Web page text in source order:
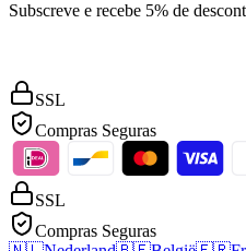
Subscreve e recebe 5% de
SSL
Compras Seguras
SSL
Compras Seguras